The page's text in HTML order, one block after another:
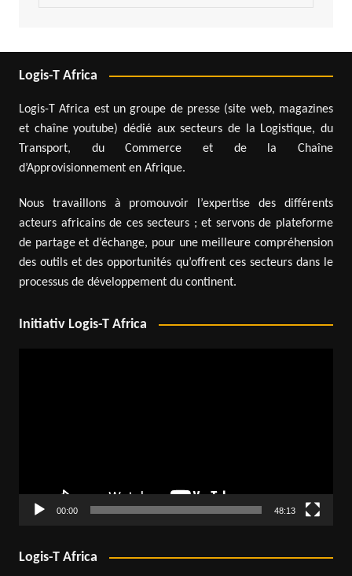
Logis-T Africa
Logis-T Africa est un groupe de presse (site web, magazines
et chaîne youtube) dédié aux secteurs de la Logistique, du
Transport, du Commerce et de la Chaîne
d’Approvisionnement en Afrique.
Nous travaillons à promouvoir l’expertise des différents
acteurs africains de ces secteurs ; et servons de plateforme
de partage et d’échange, pour une meilleure compréhension
des outils et des opportunités qu’offrent ces secteurs dans le
processus de développement du continent.
Initiativ Logis-T Africa
00:00 48:13
Logis-T Africa